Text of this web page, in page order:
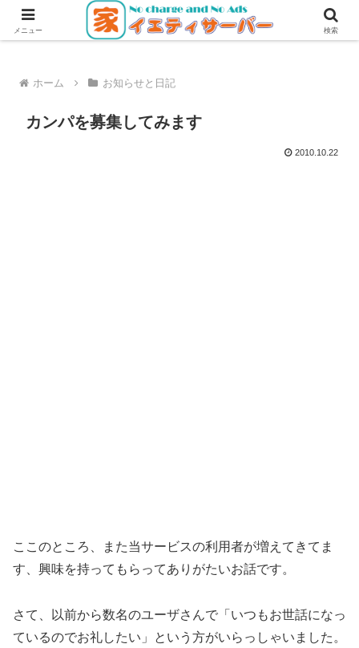
無料・無広告で使えるレンタルサーバー
ホーム お知らせと日記
カンパを募集してみます
2010.10.22
ここのところ、また当サービスの利用者が増えてきてま
す、興味を持ってもらってありがたいお話です。
さて、以前から数名のユーザさんで「いつもお世話になっ
ているのでお礼したい」という方がいらっしゃいました。
メニュー 検索